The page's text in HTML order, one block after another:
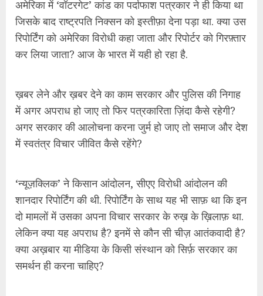
अमेरिका में ‘वॉटरगेट’ कांड का पर्दाफाश पत्रकार ने ही किया था
जिसके बाद राष्ट्रपति निक्सन को इस्तीफ़ा देना पड़ा था. क्या उस
रिपोर्टिंग को अमेरिका विरोधी कहा जाता और रिपोर्टर को गिरफ़्तार
कर लिया जाता? आज के भारत में यही हो रहा है.
ख़बर लेने और ख़बर देने का काम सरकार और पुलिस की निगाह
में अगर अपराध हो जाए तो फिर पत्रकारिता ज़िंदा कैसे रहेगी?
अगर सरकार की आलोचना करना जुर्म हो जाए तो समाज और देश
में स्वतंत्र विचार जीवित कैसे रहेंगे?
‘न्यूज़क्लिक’ ने किसान आंदोलन, सीएए विरोधी आंदोलन की
शानदार रिपोर्टिंग की थी. रिपोर्टिंग के साथ यह भी साफ़ था कि इन
दो मामलों में उसका अपना विचार सरकार के रुख़ के ख़िलाफ़ था.
लेकिन क्या यह अपराध है? इनमें से कौन सी चीज़ आतंकवादी है?
क्या अख़बार या मीडिया के किसी संस्थान को सिर्फ़ सरकार का
समर्थन ही करना चाहिए?